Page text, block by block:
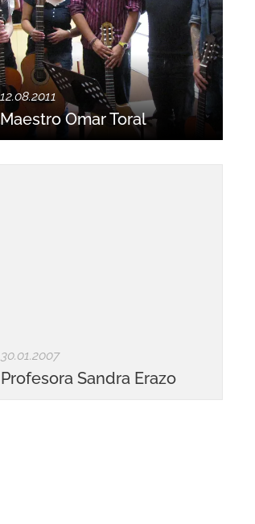
12.08.2011
Maestro Omar Toral
30.01.2007
Profesora Sandra Erazo